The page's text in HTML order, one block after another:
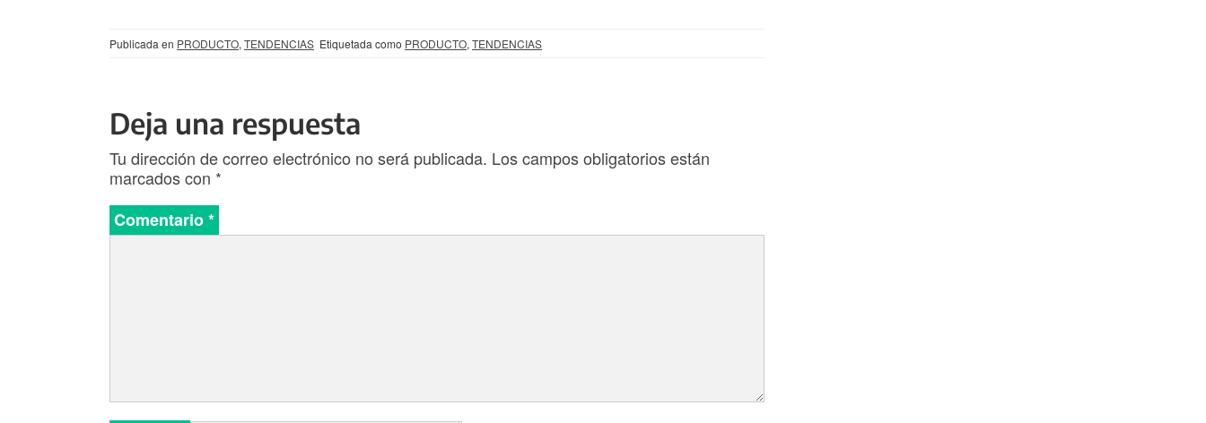
Publicada en PRODUCTO, TENDENCIAS Etiquetada como PRODUCTO, TENDENCIAS
Deja una respuesta
Tu dirección de correo electrónico no será publicada. Los campos obligatorios están
marcados con *
Comentario*